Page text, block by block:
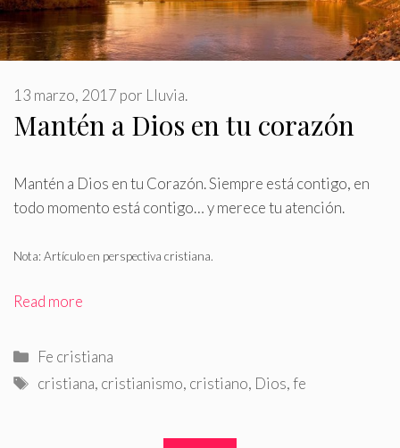
Mantén a Dios en tu corazón
13 marzo, 2017 por Lluvia.
Mantén a Dios en tu Corazón.Siempre está contigo, en
todo momento está contigo… y merece tu atención.
Nota: Artículo en perspectiva cristiana.
Read more
Categorías
Fe cristiana
Etiquetas
cristiana, cristianismo, cristiano, Dios,fe